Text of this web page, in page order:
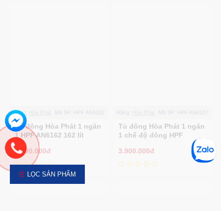
Hãng: Mã SP: HPF AN6162
Tủ đông Hòa Phát 1 ngăn
1 HPF AN6162 162 lít
4.490.000đ
Hãng: Mã SP: HPF AN6107
Tủ đông Hòa Phát 1 ngăn
1 chế độ đông HPF
3.900.000đ
LỌC SẢN PHẨM